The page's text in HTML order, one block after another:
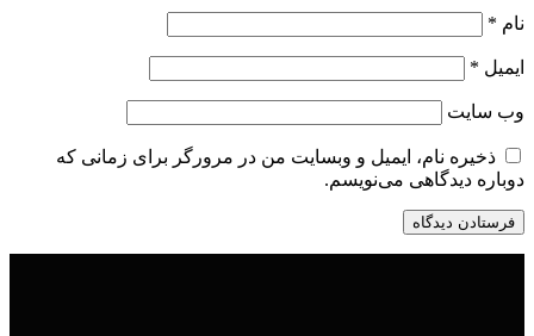
نام *
ایمیل *
وب‌ سایت
ذخیره نام، ایمیل و وبسایت من در مرورگر برای زمانی که
دوباره دیدگاهی می‌نویسم.